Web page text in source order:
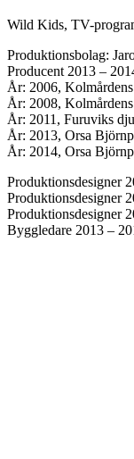
Wild Kids, TV-
Produktionsbolag:
Producent 2013 –
År: 2006,
År: 2008,
År: 2011, Furuviks
År: 2013, Orsa
År: 2014, Orsa
Produktionsdesigner
Produktionsdesigner
Produktionsdesigner
Byggledare 2013 –